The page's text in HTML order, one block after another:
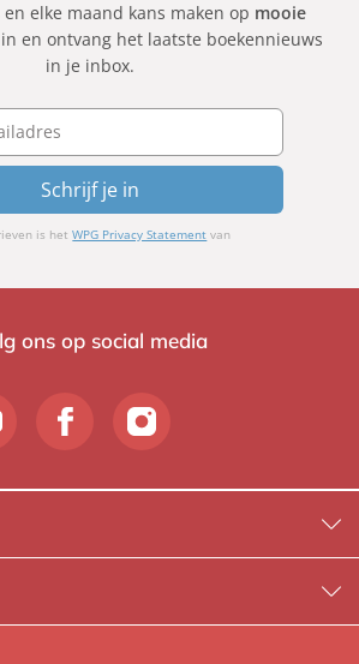
en elke maand kans maken op mooie
en ontvang het laatste boekennieuws
in je inbox.
Schrijf je in
is hetWPG Privacy Statement van
ons op social media